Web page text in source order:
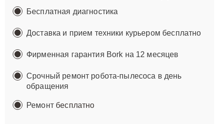
Бесплатная диагностика
Доставка и прием техники курьером бесплатно
Фирменная гарантия Bork на 12 месяцев
Срочный ремонт робота-пылесоса в день
обращения
Ремонт бесплатно